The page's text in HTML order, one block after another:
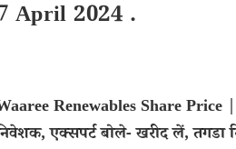
April 2024 .
Renewables Share Price
एक्सपर्ट बोले- खरीद लें, तगडा